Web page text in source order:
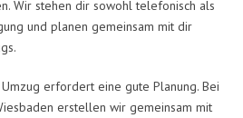
Wir stehen dir sowohl telefonisch als
und planen gemeinsam mit dir
Umzug erfordert eine gute Planung. Bei
erstellen wir gemeinsam mit